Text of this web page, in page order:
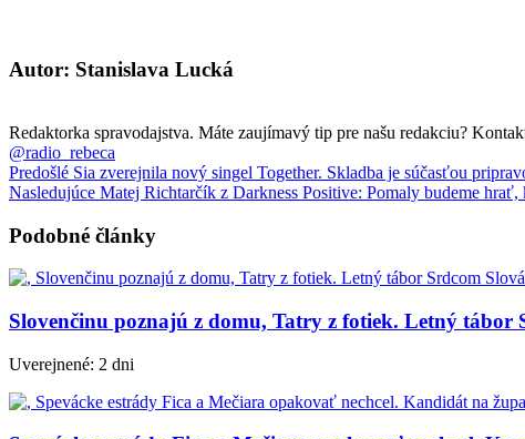
Autor: Stanislava Lucká
Redaktorka spravodajstva. Máte zaujímavý tip pre našu redakciu?
@radio_rebeca
Predošlé Sia zverejnila nový singel Together. Skladba je súčasťou
Nasledujúce Matej Richtarčík z Darkness Positive: Pomaly budeme hrať,
Podobné články
Slovenčinu poznajú z domu, Tatry z fotiek. Letný
Uverejnené: 2 dni